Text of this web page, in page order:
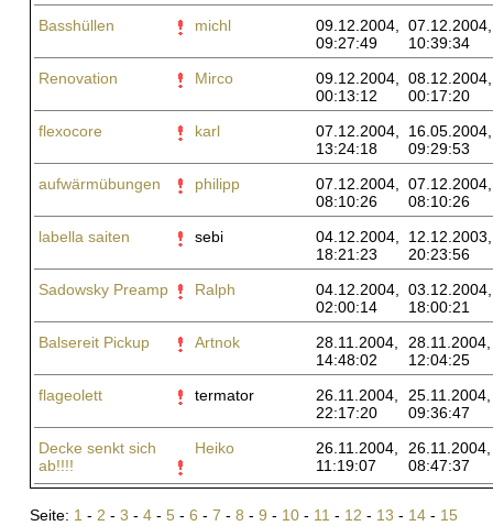
Basshüllen
michl
09.12.2004,
09:27:49
07.12.2004,
10:39:34
Renovation
Mirco
09.12.2004,
00:13:12
08.12.2004,
00:17:20
flexocore
karl
07.12.2004,
13:24:18
16.05.2004,
09:29:53
aufwärmübungen
philipp
07.12.2004,
08:10:26
07.12.2004,
08:10:26
labella saiten
sebi
04.12.2004,
18:21:23
12.12.2003,
20:23:56
Sadowsky Preamp
Ralph
04.12.2004,
02:00:14
03.12.2004,
18:00:21
Balsereit Pickup
Artnok
28.11.2004,
14:48:02
28.11.2004,
12:04:25
flageolett
termator
26.11.2004,
22:17:20
25.11.2004,
09:36:47
Decke senkt sich
ab!!!!
Heiko
26.11.2004,
11:19:07
26.11.2004,
08:47:37
Seite: 1 - 2 - 3 - 4 - 5 - 6 - 7 - 8 - 9 - 10 - 11 - 12 - 13 - 14 - 15